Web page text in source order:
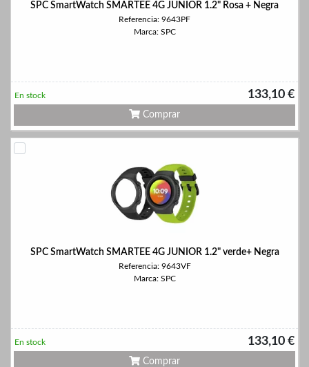
SPC SmartWatch SMARTEE 4G JUNIOR 1.2" Rosa + Negra
Referencia: 9643PF
Marca: SPC
133,10 €
En stock
Comprar
SPC SmartWatch SMARTEE 4G JUNIOR 1.2" verde+ Negra
Referencia: 9643VF
Marca: SPC
133,10 €
En stock
Comprar